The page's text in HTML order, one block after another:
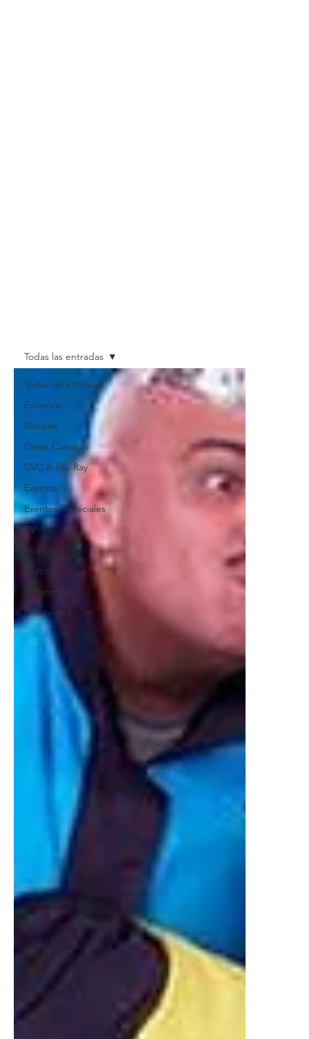
Todas las entradas
Estrenos
Noticias
Datos Curiosos
DVD & Blu-Ray
Eventos
Eventos especiales
TV
Promos
Teatro
Plataformas
Entrevistas
Todas las entradas